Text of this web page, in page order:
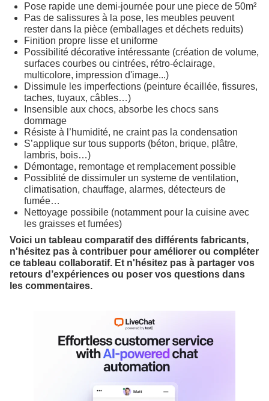
Pose rapide une demi-journée pour une piece de 50m²
Pas de salissures à la pose, les meubles peuvent
rester dans la pièce (emballages et déchets reduits)
Finition propre lisse et uniforme
Possibilité décorative intéressante (création de volume,
surfaces courbes ou cintrées, rétro-éclairage,
multicolore, impression d'image...)
Dissimule les imperfections (peinture écaillée, fissures,
taches, tuyaux, câbles…)
Insensible aux chocs, absorbe les chocs sans
dommage
Résiste à l’humidité, ne craint pas la condensation
S’applique sur tous supports (béton, brique, plâtre,
lambris, bois…)
Démontage, remontage et remplacement possible
Possiblité de dissimuler un systeme de ventilation,
climatisation, chauffage, alarmes, détecteurs de
fumée…
Nettoyage possibile (notamment pour la cuisine avec
les graisses et fumées)
Voici un tableau comparatif des différents fabricants,
n'hésitez pas à contribuer pour améliorer ou compléter
ce tableau collaboratif. Et n'hésitez pas à partager vos
retours d’expériences ou poser vos questions dans
les commentaires.